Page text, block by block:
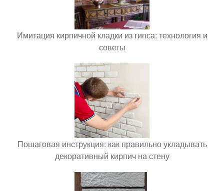
Имитация кирпичной кладки из гипса: технология и
советы
Пошаговая инструкция: как правильно укладывать
декоративный кирпич на стену